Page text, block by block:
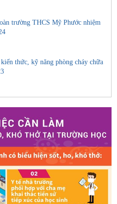
trường THCS Mỹ Phước nhiệm
thức, kỹ năng phòng cháy chữa